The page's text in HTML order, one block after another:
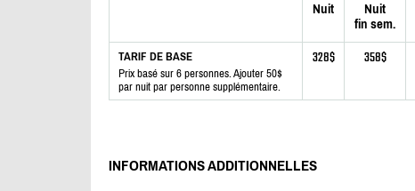
Nuit
Nuit
fin sem.
TARIF DE BASE
Prix basé sur 6 personnes. Ajouter 50$
par nuit par personne supplémentaire.
328$ 358$
INFORMATIONS ADDITIONNELLES